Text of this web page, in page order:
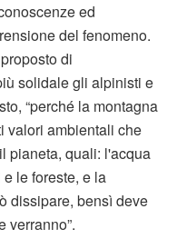
ed
del fenomeno.
di
solidale gli alpinisti e
“perché la montagna
valori ambientali che
pianeta, quali: l'acqua
le foreste, e la
dissipare, bensì deve
verranno”.